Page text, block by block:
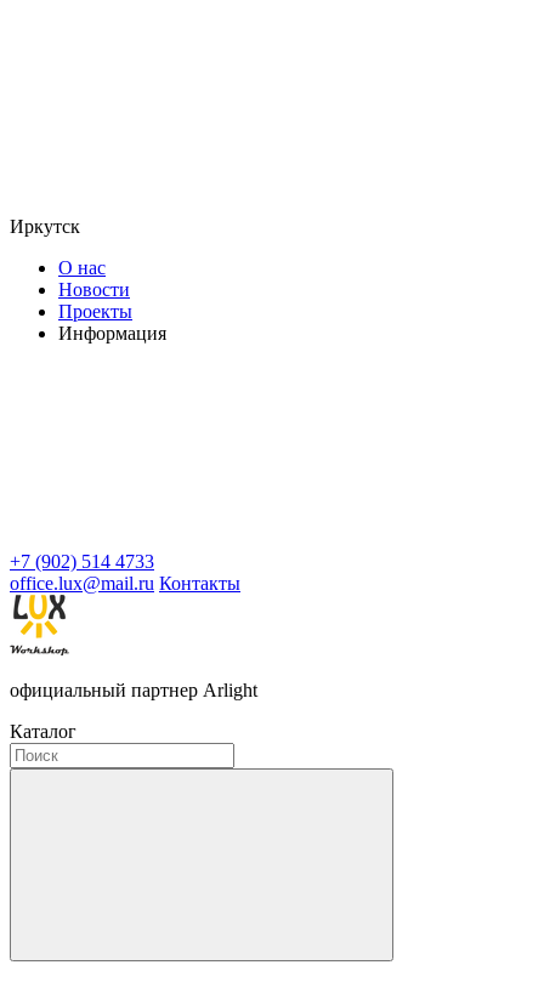
Иркутск
О нас
Новости
Проекты
Информация
+7 (902) 514 4733
office.lux@mail.ru Контакты
официальный партнер Arlight
Каталог